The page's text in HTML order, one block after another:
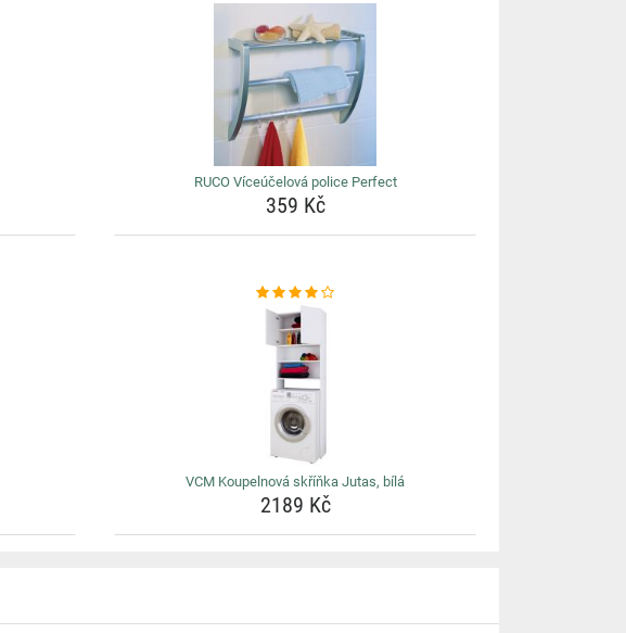
RUCO Víceúčelová police Perfect
359 Kč
VCM Koupelnová skříňka Jutas, bílá
2189 Kč